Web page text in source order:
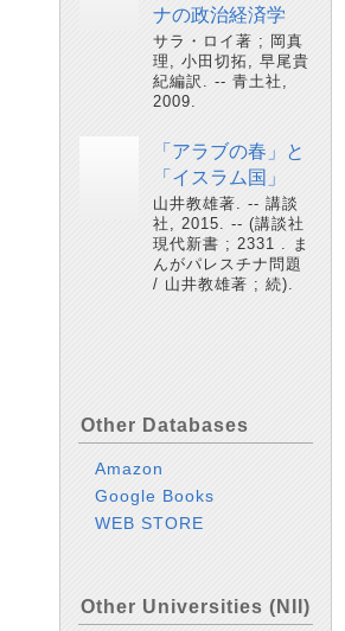
ナの政治経済学
サラ・ロイ著 ; 岡真
理, 小田切拓, 早尾貴
紀編訳. -- 青土社,
2009.
「アラブの春」と
「イスラム国」
山井教雄著. -- 講談
社, 2015. -- (講談社
現代新書 ; 2331 . ま
んがパレスチナ問題
/ 山井教雄著 ; 続).
Other Databases
Amazon
Google Books
WEB STORE
Other Universities (NII)